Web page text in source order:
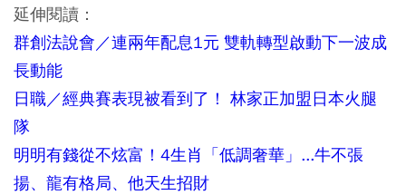
延伸閱讀：
群創法說會／連兩年配息1元 雙軌轉型啟動下一波成
長動能
日職／經典賽表現被看到了！ 林家正加盟日本火腿
隊
明明有錢從不炫富！4生肖「低調奢華」...牛不張
揚、龍有格局、他天生招財